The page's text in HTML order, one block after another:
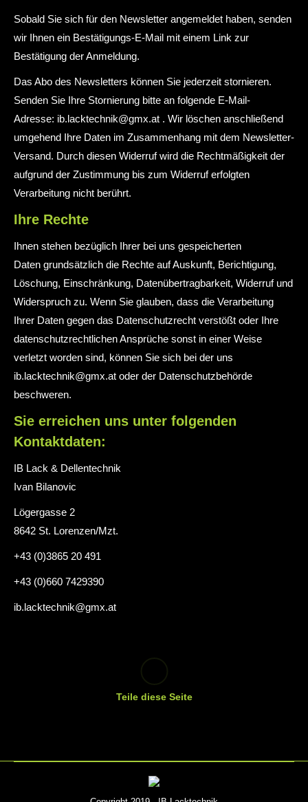
Sobald Sie sich für den Newsletter angemeldet haben, senden
wir Ihnen ein Bestätigungs-E-Mail mit einem Link zur
Bestätigung der Anmeldung.
Das Abo des Newsletters können Sie jederzeit stornieren.
Senden Sie Ihre Stornierung bitte an folgende E-Mail-
Adresse: ib.lacktechnik@gmx.at . Wir löschen anschließend
umgehend Ihre Daten im Zusammenhang mit dem Newsletter-
Versand. Durch diesen Widerruf wird die Rechtmäßigkeit der
aufgrund der Zustimmung bis zum Widerruf erfolgten
Verarbeitung nicht berührt.
Ihre Rechte
Ihnen stehen bezüglich Ihrer bei uns gespeicherten
Daten grundsätzlich die Rechte auf Auskunft, Berichtigung,
Löschung, Einschränkung, Datenübertragbarkeit, Widerruf und
Widerspruch zu. Wenn Sie glauben, dass die Verarbeitung
Ihrer Daten gegen das Datenschutzrecht verstößt oder Ihre
datenschutzrechtlichen Ansprüche sonst in einer Weise
verletzt worden sind, können Sie sich bei der uns
ib.lacktechnik@gmx.at oder der Datenschutzbehörde
beschweren.
Sie erreichen uns unter folgenden
Kontaktdaten:
IB Lack & Dellentechnik
Ivan Bilanovic
Lögergasse 2
8642 St. Lorenzen/Mzt.
+43 (0)3865 20 491
+43 (0)660 7429390
ib.lacktechnik@gmx.at
Teile diese Seite